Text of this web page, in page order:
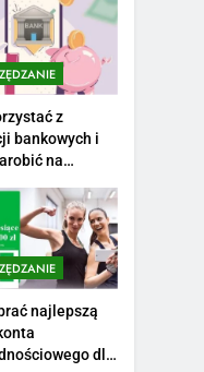
— czym
stawki
średnie
z
bankowych i
na
najlepszą
dla